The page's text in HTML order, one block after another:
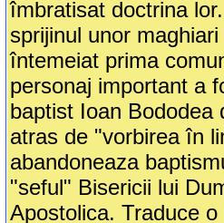
îmbratisat doctrina
sprijinul unor
întemeiat prima
personaj important a
baptist Ioan Bododea
atras de "vorbirea în
abandoneaza
"seful" Bisericii lui
Apostolica. Traduce